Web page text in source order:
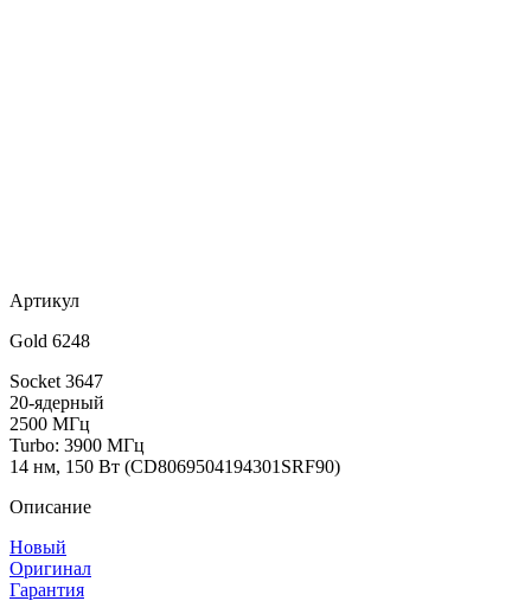
Артикул
Gold 6248
Socket 3647
20-ядерный
2500 МГц
Turbo: 3900 МГц
14 нм, 150 Вт (CD8069504194301SRF90)
Описание
Новый
Оригинал
Гарантия